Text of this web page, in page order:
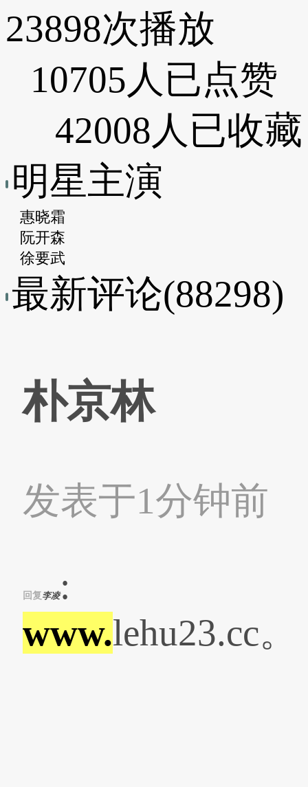
23898次播放
10705人已点赞
42008人已收藏
明星主演
惠晓霜
阮开森
徐要武
最新评论(88298)
朴京林
发表于1分钟前
回复李凌:
www.lehu23.cc。